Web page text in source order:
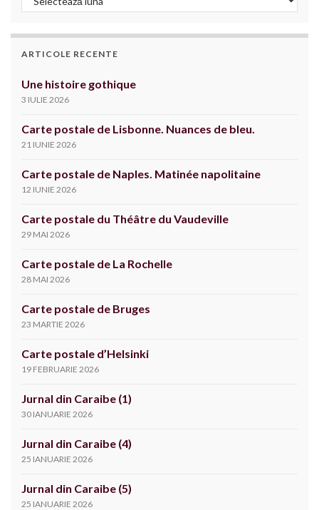
ARTICOLE RECENTE
Une histoire gothique
3 IULIE 2026
Carte postale de Lisbonne. Nuances de bleu.
21 IUNIE 2026
Carte postale de Naples. Matinée napolitaine
12 IUNIE 2026
Carte postale du Théâtre du Vaudeville
29 MAI 2026
Carte postale de La Rochelle
28 MAI 2026
Carte postale de Bruges
23 MARTIE 2026
Carte postale d’Helsinki
19 FEBRUARIE 2026
Jurnal din Caraibe (1)
30 IANUARIE 2026
Jurnal din Caraibe (4)
25 IANUARIE 2026
Jurnal din Caraibe (5)
25 IANUARIE 2026